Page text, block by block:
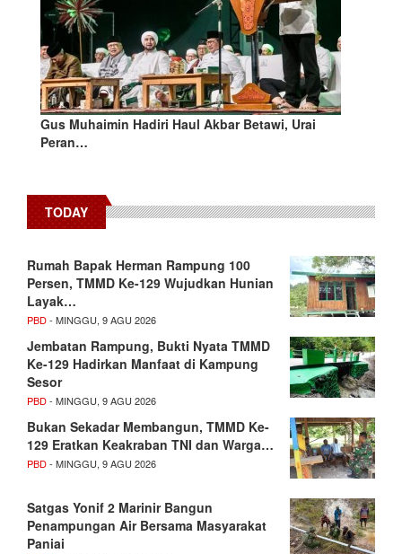
Gus Muhaimin Hadiri Haul Akbar Betawi, Urai
Peran…
TODAY
Rumah Bapak Herman Rampung 100
Persen, TMMD Ke-129 Wujudkan Hunian
Layak…
PBD- MINGGU, 9 AGU 2026
Jembatan Rampung, Bukti Nyata TMMD
Ke-129 Hadirkan Manfaat di Kampung
Sesor
PBD- MINGGU, 9 AGU 2026
Bukan Sekadar Membangun, TMMD Ke-
129 Eratkan Keakraban TNI dan Warga…
PBD- MINGGU, 9 AGU 2026
Satgas Yonif 2 Marinir Bangun
Penampungan Air Bersama Masyarakat
Paniai